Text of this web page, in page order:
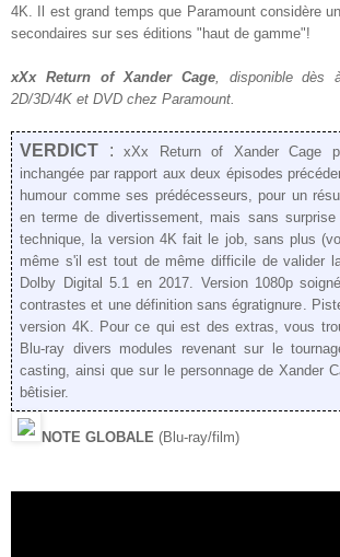
4K. Il est grand temps que Paramount considère
secondaires sur ses éditions "haut de gamme"!
xXx Return of Xander Cage, disponible dès
2D/3D/4K et DVD chez Paramount.
VERDICT :xXx Return of Xander Cage
inchangée par rapport aux deux épisodes
humour comme ses prédécesseurs, pour un
en terme de divertissement, mais sans surprise
technique, la version 4K fait le job, sans plus
même s'il est tout de même difficile de valider
Dolby Digital 5.1 en 2017. Version 1080p
contrastes et une définition sans égratignure.
version 4K. Pour ce qui est des extras, vous
Blu-ray divers modules revenant sur le
casting, ainsi que sur le personnage de Xander
bêtisier.
NOTE GLOBALE (Blu-ray/film)